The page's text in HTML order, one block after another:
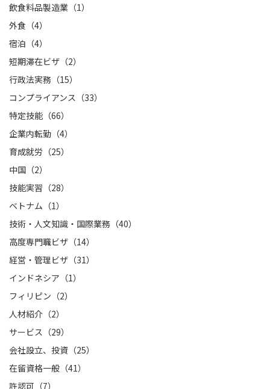
飲食料品製造業（1）
外食（4）
宿泊（4）
短期滞在ビザ（2）
行政法実務（15）
コンプライアンス（33）
特定技能（66）
企業内転勤（4）
育成就労（25）
中国（2）
技能実習（28）
ベトナム（1）
技術・人文知識・国際業務（40）
高度専門職ビザ（14）
経営・管理ビザ（31）
インドネシア（1）
フィリピン（2）
人材紹介（2）
サービス（29）
会社設立、投資（25）
在留資格一般（41）
許認可（7）